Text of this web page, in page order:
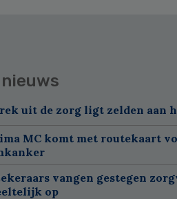
uit de zorg ligt zelden aan
MC komt met routekaart
vangen gestegen
op